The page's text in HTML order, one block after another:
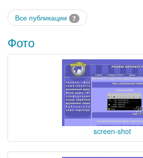
Все публикации 7
Фото
screen-shot